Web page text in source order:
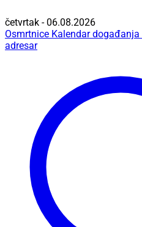
četvrtak - 06.08.2026
Osmrtnice Kalendar događanja
adresar